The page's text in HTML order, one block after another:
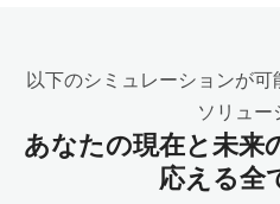
以下のシミュレーションが
ソリュー
あなたの現在と未来
応える全